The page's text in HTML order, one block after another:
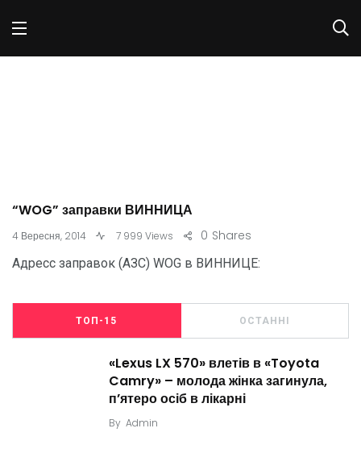
“WOG” заправки ВИННИЦА
4 Вересня, 2014 7 999 Views Shares
0
Адресс заправок (АЗС) WOG в ВИННИЦЕ:
ТОП-15 ОСТАННІ
«Lexus LX 570» влетів в «Toyota
Camry» – молода жінка загинула,
п’ятеро осіб в лікарні
By Admin